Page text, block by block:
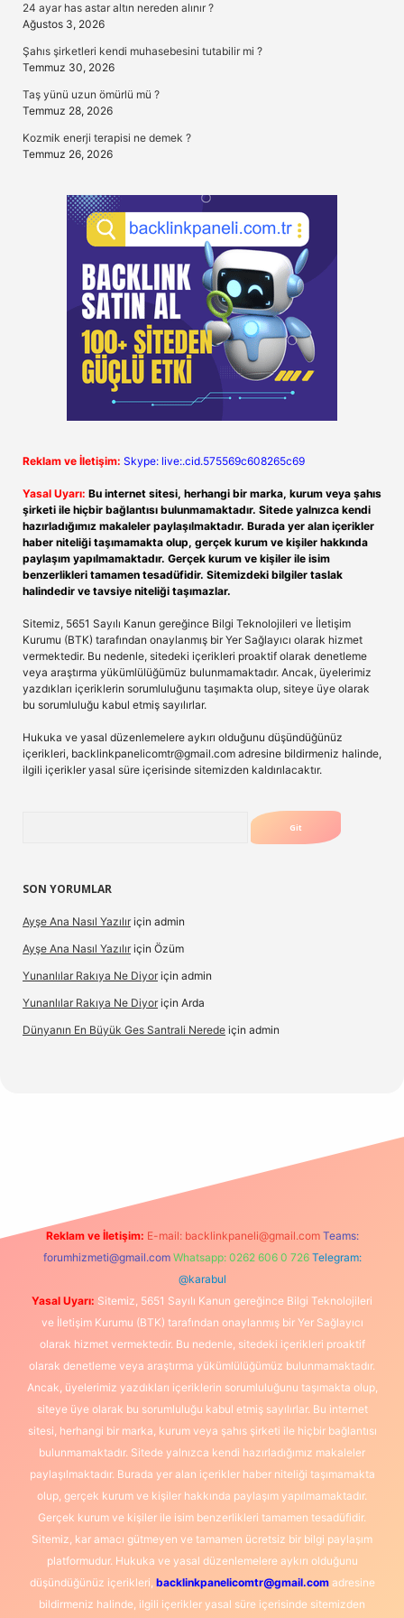
24 ayar has astar altın nereden alınır ?
Ağustos 3, 2026
Şahıs şirketleri kendi muhasebesini tutabilir mi ?
Temmuz 30, 2026
Taş yünü uzun ömürlü mü ?
Temmuz 28, 2026
Kozmik enerji terapisi ne demek ?
Temmuz 26, 2026
Reklam ve İletişim: Skype: live:.cid.575569c608265c69
Yasal Uyarı: Bu internet sitesi, herhangi bir marka, kurum veya şahıs
şirketi ile hiçbir bağlantısı bulunmamaktadır. Sitede yalnızca kendi
hazırladığımız makaleler paylaşılmaktadır. Burada yer alan içerikler
haber niteliği taşımamakta olup, gerçek kurum ve kişiler hakkında
paylaşım yapılmamaktadır. Gerçek kurum ve kişiler ile isim
benzerlikleri tamamen tesadüfidir. Sitemizdeki bilgiler taslak
halindedir ve tavsiye niteliği taşımazlar.
Sitemiz, 5651 Sayılı Kanun gereğince Bilgi Teknolojileri ve İletişim
Kurumu (BTK) tarafından onaylanmış bir Yer Sağlayıcı olarak hizmet
vermektedir. Bu nedenle, sitedeki içerikleri proaktif olarak denetleme
veya araştırma yükümlülüğümüz bulunmamaktadır. Ancak, üyelerimiz
yazdıkları içeriklerin sorumluluğunu taşımakta olup, siteye üye olarak
bu sorumluluğu kabul etmiş sayılırlar.
Hukuka ve yasal düzenlemelere aykırı olduğunu düşündüğünüz
içerikleri, backlinkpanelicomtr@gmail.com adresine bildirmeniz halinde,
ilgili içerikler yasal süre içerisinde sitemizden kaldırılacaktır.
SON YORUMLAR
Ayşe Ana Nasıl Yazılır için admin
Ayşe Ana Nasıl Yazılır için Özüm
Yunanlılar Rakıya Ne Diyor için admin
Yunanlılar Rakıya Ne Diyor için Arda
Dünyanın En Büyük Ges Santrali Nerede için admin
Reklam ve İletişim: E-mail: backlinkpaneli@gmail.com Teams:
forumhizmeti@gmail.com Whatsapp: 0262 606 0 726 Telegram:
@karabul
Yasal Uyarı: Sitemiz, 5651 Sayılı Kanun gereğince Bilgi Teknolojileri
ve İletişim Kurumu (BTK) tarafından onaylanmış bir Yer Sağlayıcı
olarak hizmet vermektedir. Bu nedenle, sitedeki içerikleri proaktif
olarak denetleme veya araştırma yükümlülüğümüz bulunmamaktadır.
Ancak, üyelerimiz yazdıkları içeriklerin sorumluluğunu taşımakta olup,
siteye üye olarak bu sorumluluğu kabul etmiş sayılırlar. Bu internet
sitesi, herhangi bir marka, kurum veya şahıs şirketi ile hiçbir bağlantısı
bulunmamaktadır. Sitede yalnızca kendi hazırladığımız makaleler
paylaşılmaktadır. Burada yer alan içerikler haber niteliği taşımamakta
olup, gerçek kurum ve kişiler hakkında paylaşım yapılmamaktadır.
Gerçek kurum ve kişiler ile isim benzerlikleri tamamen tesadüfidir.
Sitemiz, kar amacı gütmeyen ve tamamen ücretsiz bir bilgi paylaşım
platformudur. Hukuka ve yasal düzenlemelere aykırı olduğunu
düşündüğünüz içerikleri, backlinkpanelicomtr@gmail.comadresine
bildirmeniz halinde, ilgili içerikler yasal süre içerisinde sitemizden